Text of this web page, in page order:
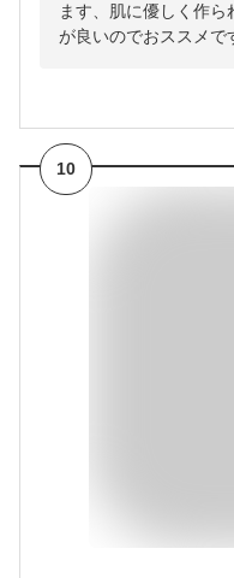
ます、肌に優しく作
が良いのでおススメで
10